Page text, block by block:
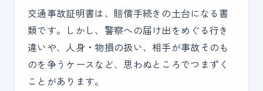
交通事故証明書は、賠償手続きの土台になる書
類です。しかし、警察への届け出をめぐる行き
違いや、人身・物損の扱い、相手が事故そのも
のを争うケースなど、思わぬところでつまずく
ことがあります。